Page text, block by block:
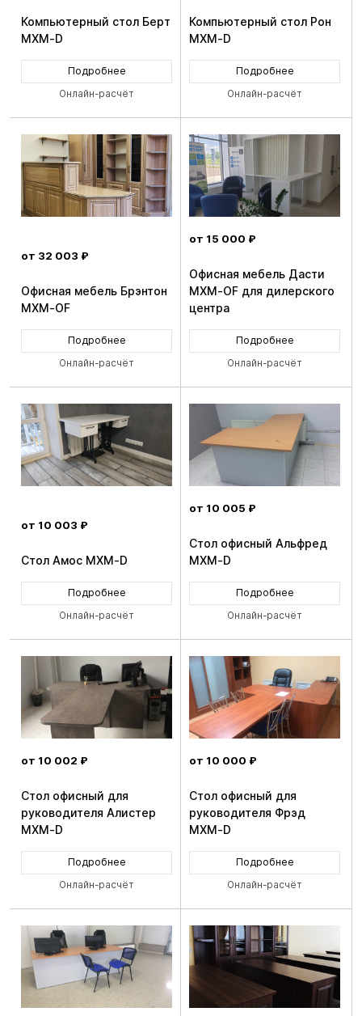
Компьютерный стол Берт
MXM-D
Подробнее
Онлайн-расчёт
Компьютерный стол Рон
MXM-D
Подробнее
Онлайн-расчёт
от 32 003 ₽
Офисная мебель Брэнтон
MXM-OF
Подробнее
Онлайн-расчёт
от 15 000 ₽
Офисная мебель Дасти
MXM-OF для дилерского
центра
Подробнее
Онлайн-расчёт
от 10 003 ₽
Стол Амос MXM-D
Подробнее
Онлайн-расчёт
от 10 005 ₽
Стол офисный Альфред
MXM-D
Подробнее
Онлайн-расчёт
от 10 002 ₽
Стол офисный для
руководителя Алистер
MXM-D
Подробнее
Онлайн-расчёт
от 10 000 ₽
Стол офисный для
руководителя Фрэд
MXM-D
Подробнее
Онлайн-расчёт